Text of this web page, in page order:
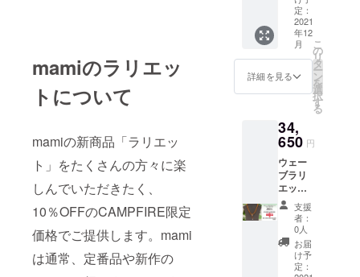
mamiのラリエッ
トについて
mamiの新商品「ラリエッ
ト」をたくさんの方々に楽
しんでいただきたく、
10％OFFのCAMPFIRE限定
価格でご提供します。mami
は通常、定番品や新作の
し、2015年
には西武百
貨店池袋本
店に常設店
を出店。
2019年に初
あるmami吉
祥寺店を
オープンし
ました。
シルバーな
らではのボ
リューム感
を持った美
93.5cm
、天然
石部分
90cm）
¥31,000
（税込
¥34,100
）
MPFIRE
特別価
格］
¥27,900
（税込
¥30,690
） お客
様がご
注文を
完了
後、約
１ヶ月
定：
2021
年12
月
詳細を見る
こ
の
リ
タ
ー
ン
を
選
択
す
る
34,
650 円
ウェー
ブラリ
エット
（カー
ネリア
ン／全
長約
93.5cm
、天然
支援
者：
0人
お届
け予
定：